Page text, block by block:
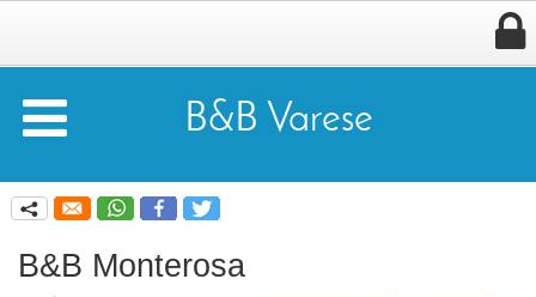

 B&B Varese
q
B&B Monterosa